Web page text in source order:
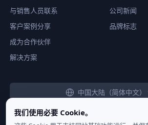
我们使用必要 Cookie。
与销售人员联系
客户案例分享
成为合作伙伴
解决方案
公司新闻
品牌标志
中国大陆（简体中文）